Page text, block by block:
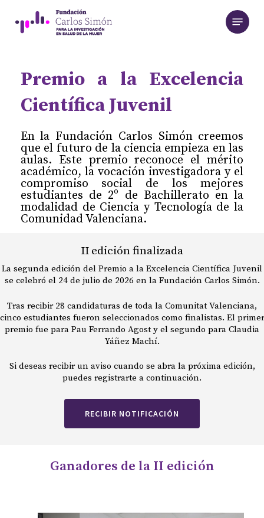
Menu
Premio a la Excelencia
CientíficaJuvenil
En la Fundación Carlos Simón creemos
que el futuro de la ciencia empieza en las
aulas. Este premio reconoce el mérito
académico, la vocación investigadora y el
compromiso social de los mejores
estudiantes de 2º de Bachillerato en la
modalidad de Ciencia y Tecnología de la
Comunidad Valenciana.
II edición finalizada
La segunda edición del Premio a la Excelencia Científica Juvenil
se celebró el 24 de julio de 2026 en la Fundación Carlos Simón.
Tras recibir 28 candidaturas de toda la Comunitat Valenciana,
cinco estudiantes fueron seleccionados como finalistas. El primer
premio fue para Pau Ferrando Agost y el segundo para Claudia
Yáñez Machí.
Si deseas recibir un aviso cuando se abra la próxima edición,
puedes registrarte a continuación.
RECIBIR NOTIFICACIÓN
Ganadores de la II edición